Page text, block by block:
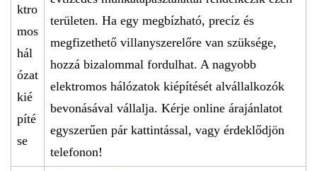
területen. Ha egy megbízható, precíz és
megfizethető villanyszerelőre van szüksége,
hozzá bizalommal fordulhat. A nagyobb
elektromos hálózatok kiépítését alvállalkozók
bevonásával vállalja. Kérje online árajánlatot
egyszerűen pár kattintással, vagy érdeklődjön
telefonon!